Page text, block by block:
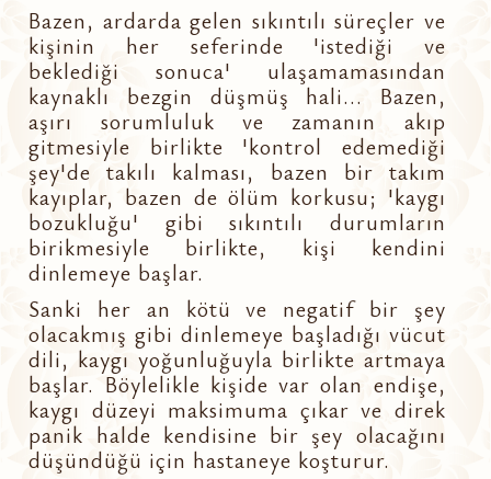
Bazen, ardarda gelen sıkıntılı süreçler ve
kişinin her seferinde 'istediği ve
beklediği sonuca' ulaşamamasından
kaynaklı bezgin düşmüş hali... Bazen,
aşırı sorumluluk ve zamanın akıp
gitmesiyle birlikte 'kontrol edemediği
şey'de takılı kalması, bazen bir takım
kayıplar, bazen de ölüm korkusu; 'kaygı
bozukluğu' gibi sıkıntılı durumların
birikmesiyle birlikte, kişi kendini
dinlemeye başlar.
Sanki her an kötü ve negatif bir şey
olacakmış gibi dinlemeye başladığı vücut
dili, kaygı yoğunluğuyla birlikte artmaya
başlar. Böylelikle kişide var olan endişe,
kaygı düzeyi maksimuma çıkar ve direk
panik halde kendisine bir şey olacağını
düşündüğü için hastaneye koşturur.